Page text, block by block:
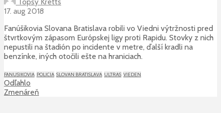
Topsy Kretts
17. aug 2018
Fanúšikovia Slovana Bratislava robili vo Viedni výtržnosti pred
štvrtkovým zápasom Európskej ligy proti Rapidu. Stovky z nich
nepustili na štadión po incidente v metre, ďalší kradli na
benzínke, iných otočili ešte na hraniciach.
FANUSIKOVIA POLICIA SLOVAN BRATISLAVA ULTRAS VIEDEN
Odľahlo
Zmenáreň